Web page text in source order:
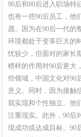
90后和80后进入职场特
也有一些90后员工，他
愿。因为在90后一代的
环境都处于变革巨大的
忧较少，但面对的家长
榜样的作用对90后更大
些领域，中国文化对90
意义。同时，因为接触
我实现和个性独立。他
注重现实。此外，90后
现成功或达成目标。90